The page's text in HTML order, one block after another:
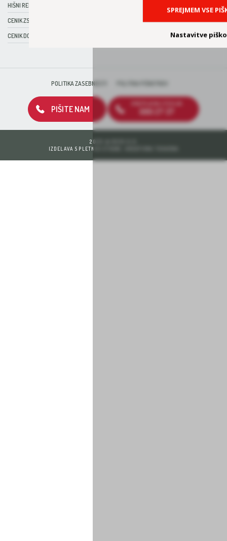
HIŠNI RED
CENIK ZSV
CENIK DO
POLITIKA ZASEBNOSTI
PIŠITE NAM
2026 © DEOS D.D.
IZDELAVA SPLETNIH STRANI: KREATIVNA TOVARNA
SPREJMEM VSE
Nastavitve